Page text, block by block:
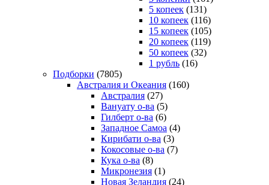
5 копеек (131)
10 копеек (116)
15 копеек (105)
20 копеек (119)
50 копеек (32)
1 рубль (16)
Подборки (7805)
Австралия и Океания (160)
Австралия (27)
Вануату о-ва (5)
Гилберт о-ва (6)
Западное Самоа (4)
Кирибати о-ва (3)
Кокосовые о-ва (7)
Кука о-ва (8)
Микронезия (1)
Новая Зеландия (24)